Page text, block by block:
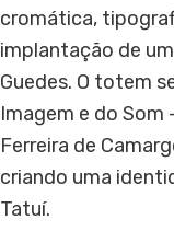
cromática,
implantação de
Guedes. O totem
Imagem e do Som
Ferreira de
criando uma
Tatuí.